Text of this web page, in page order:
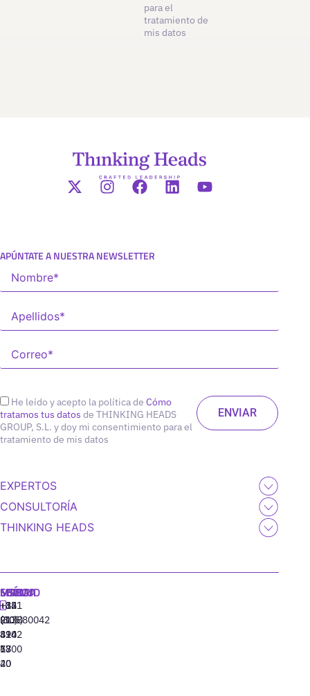
para el
tratamiento de
mis datos
APÚNTATE A NUESTRA NEWSLETTER
He leído y acepto la política de Cómo
tratamos tus datos de THINKING HEADS
GROUP, S.L. y doy mi consentimiento para el
tratamiento de mis datos
EXPERTOS
CONSULTORÍA
THINKING HEADS
MADRID
+34
91
310
77
40
MIAMI
+1
(305)
424
13
20
SEÚL
+82
(10)
8942
6800
LISBOA
‪+351
213880042